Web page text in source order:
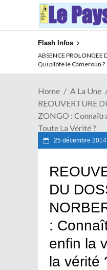
Flash Infos
ABSENCE PROLONGEE
Qui pilote le Cameroun ?
Home
A La Une
REOUVERTURE
ZONGO :
Toute La Vérité ?
25 décembre 2014
DU
:
enfin la
la vérité